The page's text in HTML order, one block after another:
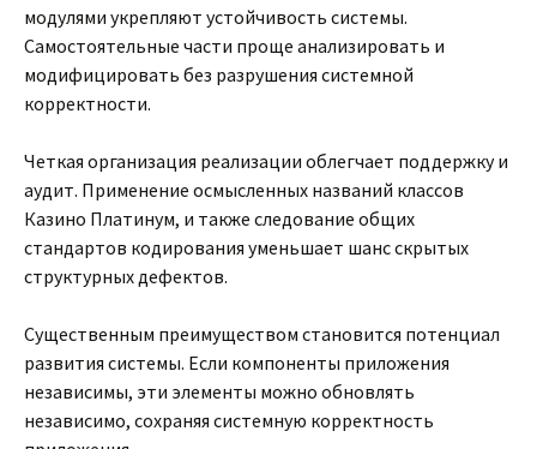
модулями укрепляют устойчивость системы.
Самостоятельные части проще анализировать и
модифицировать без разрушения системной
корректности.
Четкая организация реализации облегчает поддержку и
аудит. Применение осмысленных названий классов
Казино Платинум, и также следование общих
стандартов кодирования уменьшает шанс скрытых
структурных дефектов.
Существенным преимуществом становится потенциал
развития системы. Если компоненты приложения
независимы, эти элементы можно обновлять
независимо, сохраняя системную корректность